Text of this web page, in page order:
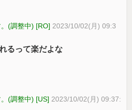
(調整中) [RO] 2023/10/02(月) 09:3
るって楽だよな
(調整中) [US] 2023/10/02(月) 09:37: